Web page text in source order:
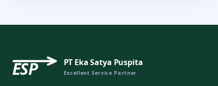
ESP PT Eka Satya Puspita
Excellent Service Partner